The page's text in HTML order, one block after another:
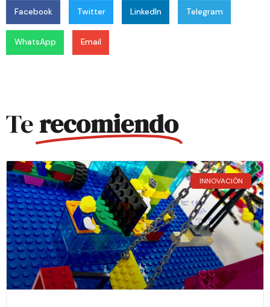
Facebook Twitter LinkedIn Telegram
WhatsApp Email
Terecomiendo
INNOVACIÓN